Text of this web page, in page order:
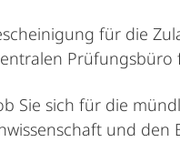
für die
Prüfungsbüro
Sie sich für die
und